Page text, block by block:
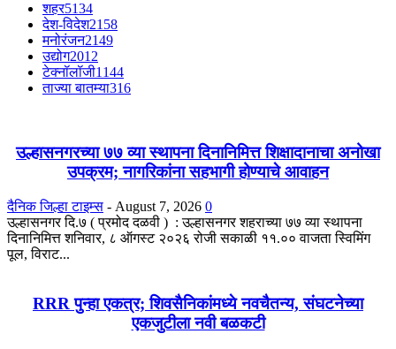
शहर5134
देश-विदेश2158
मनोरंजन2149
उद्योग2012
टेक्नॉलॉजी1144
ताज्या बातम्या316
उल्हासनगरच्या ७७ व्या स्थापना दिनानिमित्त शिक्षादानाचा अनोखा
उपक्रम; नागरिकांना सहभागी होण्याचे आवाहन
दैनिक जिल्हा टाइम्स - August 7, 2026 0
उल्हासनगर दि.७ ( प्रमोद दळवी ) : उल्हासनगर शहराच्या ७७ व्या स्थापना
दिनानिमित्त शनिवार, ८ ऑगस्ट २०२६ रोजी सकाळी ११.०० वाजता स्विमिंग
पूल, विराट...
RRR पुन्हा एकत्र; शिवसैनिकांमध्ये नवचैतन्य, संघटनेच्या
एकजुटीला नवी बळकटी